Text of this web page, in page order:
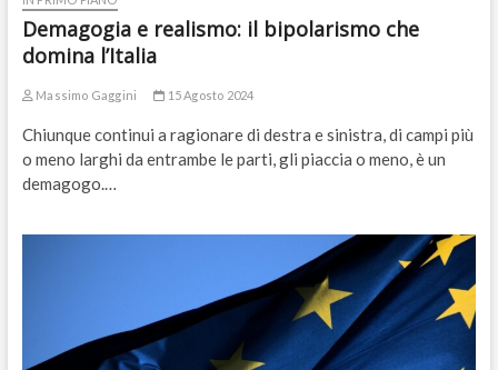
Demagogia e realismo: il bipolarismo che
domina l’Italia
Massimo Gaggini 15 Agosto 2024
Chiunque continui a ragionare di destra e sinistra, di campi più
o meno larghi da entrambe le parti, gli piaccia o meno, è un
demagogo.…